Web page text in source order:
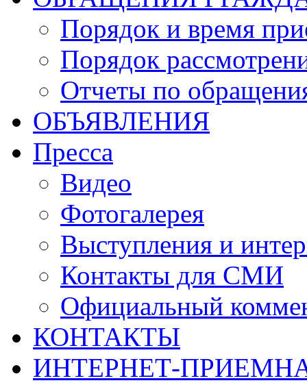
Порядок и время
Порядок
Отчеты по
ОБЪЯВЛЕНИЯ
Пресса
Видео
Фотогалерея
Выступления и
Контакты для СМИ
Официальный
КОНТАКТЫ
ИНТЕРНЕТ-